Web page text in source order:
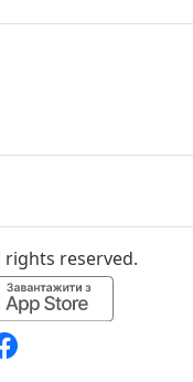
rights reserved.